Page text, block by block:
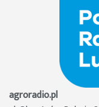
agroradio.pl